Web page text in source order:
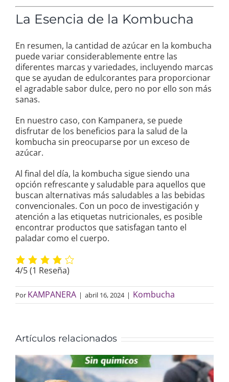
La Esencia de la Kombucha
En resumen, la cantidad de azúcar en la kombucha
puede variar considerablemente entre las
diferentes marcas y variedades, incluyendo marcas
que se ayudan de edulcorantes para proporcionar
el agradable sabor dulce, pero no por ello son más
sanas.
En nuestro caso, con Kampanera, se puede
disfrutar de los beneficios para la salud de la
kombucha sin preocuparse por un exceso de
azúcar.
Al final del día, la kombucha sigue siendo una
opción refrescante y saludable para aquellos que
buscan alternativas más saludables a las bebidas
convencionales. Con un poco de investigación y
atención a las etiquetas nutricionales, es posible
encontrar productos que satisfagan tanto el
paladar como el cuerpo.
4/5(1 Reseña)
Por KAMPANERA | abril 16, 2024 | Kombucha
Artículos relacionados